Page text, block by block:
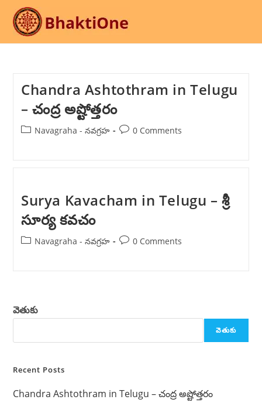
content
Chandra Ashtothram in Telugu
– చంద్ర అష్టోత్తరం
PostNavagraha - నవగ్రహ
Post0 Comments
Surya Kavacham in Telugu – శ్రీ
సూర్య కవచం
PostNavagraha - నవగ్రహ
Post0 Comments
వెతుకు
వెతుకు
Recent Posts
Chandra Ashtothram in Telugu – చంద్ర అష్టోత్తరం